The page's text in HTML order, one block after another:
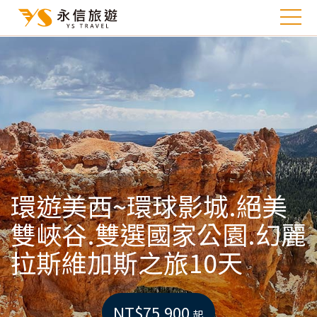
環遊美西~環球影城.絕美
雙峽谷.雙選國家公園.幻麗
拉斯維加斯之旅10天
NT$75,900